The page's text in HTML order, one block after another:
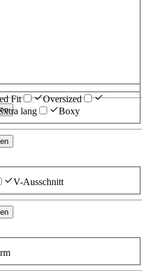
Fit
Oversized
lang Boxy
V-Ausschnitt